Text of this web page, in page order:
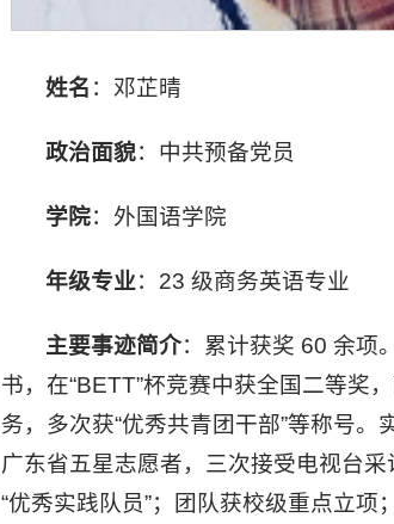
姓名 ：邓芷晴
政治面貌：中共预备党员
学院：外国语学院
年级专业：23 级商务英语专业
主要事迹简介：累计获奖 60 余项
书，在“BETT”杯竞赛中获全国二等奖
务，多次获“优秀共青团干部”等称号
广东省五星志愿者，三次接受电视台
“优秀实践队员”；团队获校级重点立项